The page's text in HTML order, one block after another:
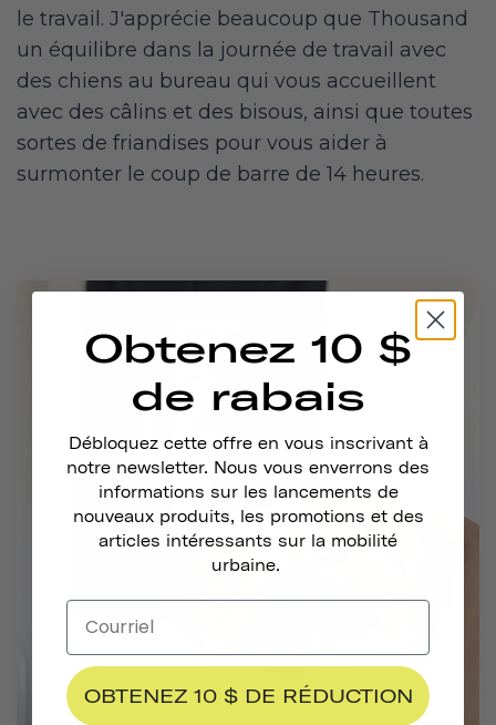
le travail. J'apprécie beaucoup que Thousand
un équilibre dans la journée de travail avec
des chiens au bureau qui vous accueillent
avec des câlins et des bisous, ainsi que toutes
sortes de friandises pour vous aider à
surmonter le coup de barre de 14 heures.
Obtenez 10 $
de rabais
Débloquez cette offre en vous inscrivant à
notre newsletter. Nous vous enverrons des
informations sur les lancements de
nouveaux produits, les promotions et des
articles intéressants sur la mobilité
urbaine.
OBTENEZ 10 $ DE RÉDUCTION